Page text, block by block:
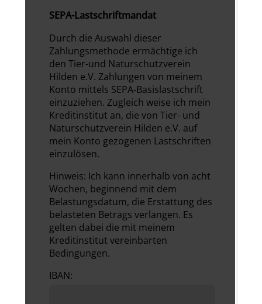
SEPA-Lastschriftmandat
Durch die Auswahl dieser
Zahlungsmethode ermächtige ich
den Tier-und Naturschutzverein
Hilden e.V. Zahlungen von meinem
Konto mittels SEPA-Basislastschrift
einzuziehen. Zugleich weise ich mein
Kreditinstitut an, die von Tier- und
Naturschutzverein Hilden e.V. auf
mein Konto gezogenen Lastschriften
einzulösen.
Hinweis: Ich kann innerhalb von acht
Wochen, beginnend mit dem
Belastungsdatum, die Erstattung des
belasteten Betrags verlangen. Es
gelten dabei die mit meinem
Kreditinstitut vereinbarten
Bedingungen.
IBAN: